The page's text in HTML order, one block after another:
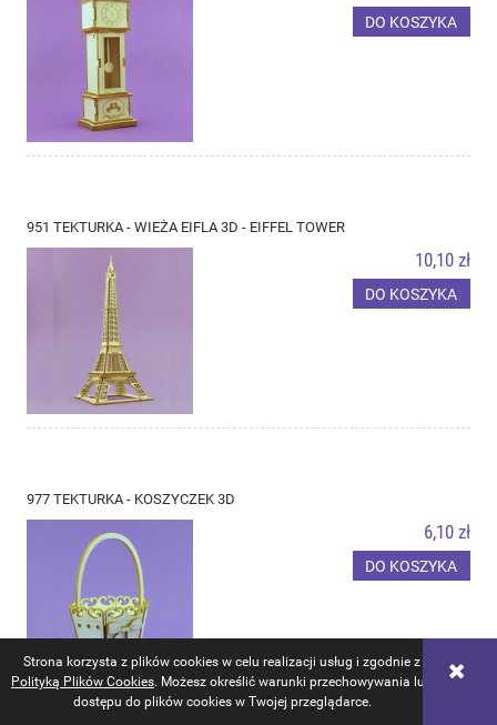
Strona korzysta z plików cookies w celu realizacji usług i zgodnie z
Polityką Plików Cookies. Możesz określić warunki przechowywania lub
dostępu do plików cookies w Twojej przeglądarce.
DO KOSZYKA
951 TEKTURKA - WIEŻA EIFLA 3D - EIFFEL TOWER
10,10 zł
DO KOSZYKA
977 TEKTURKA - KOSZYCZEK 3D
6,10 zł
DO KOSZYKA